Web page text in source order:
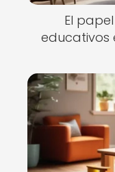
El
educativos